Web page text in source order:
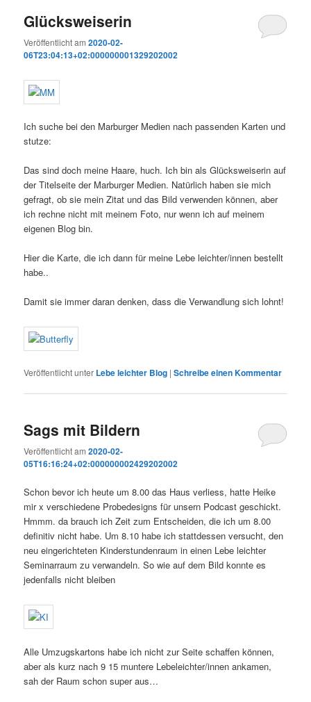
Glücksweiserin
Veröffentlicht am2020-02-
06T23:04:13+02:000000001329202002
Ich suche bei den Marburger Medien nach passenden Karten und
stutze:
Das sind doch meine Haare, huch. Ich bin als Glücksweiserin auf
der Titelseite der Marburger Medien. Natürlich haben sie mich
gefragt, ob sie mein Zitat und das Bild verwenden können, aber
ich rechne nicht mit meinem Foto, nur wenn ich auf meinem
eigenen Blog bin.
Hier die Karte, die ich dann für meine Lebe leichter/innen bestellt
habe..
Damit sie immer daran denken, dass die Verwandlung sich lohnt!
Veröffentlicht unter Lebe leichter Blog |Schreibe einen Kommentar
Sags mit Bildern
Veröffentlicht am2020-02-
05T16:16:24+02:000000002429202002
Schon bevor ich heute um 8.00 das Haus verliess, hatte Heike
mir x verschiedene Probedesigns für unsern Podcast geschickt.
Hmmm. da brauch ich Zeit zum Entscheiden, die ich um 8.00
definitiv nicht habe. Um 8.10 habe ich stattdessen versucht, den
neu eingerichteten Kinderstundenraum in einen Lebe leichter
Seminarraum zu verwandeln. So wie auf dem Bild konnte es
jedenfalls nicht bleiben
Alle Umzugskartons habe ich nicht zur Seite schaffen können,
aber als kurz nach 9 15 muntere Lebeleichter/innen ankamen,
sah der Raum schon super aus…